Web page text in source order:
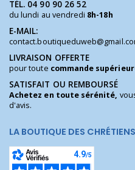
TÉL. 04 90 90 26 52
du lundi au vendredi 8h-18h
E-MAIL:
LIVRAISON OFFERTE
pour toute commande
SATISFAIT OU REMBOURSÉ
Achetez en toute sérénité,
d'avis.
LA BOUTIQUE DES CHRÉTIENS